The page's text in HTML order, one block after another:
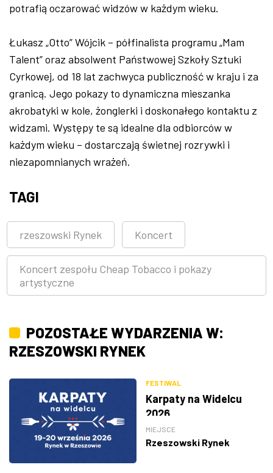
potrafią oczarować widzów w każdym wieku.
Łukasz „Otto” Wójcik – półfinalista programu „Mam
Talent” oraz absolwent Państwowej Szkoły Sztuki
Cyrkowej, od 18 lat zachwyca publiczność w kraju i za
granicą. Jego pokazy to dynamiczna mieszanka
akrobatyki w kole, żonglerki i doskonałego kontaktu z
widzami. Występy te są idealne dla odbiorców w
każdym wieku – dostarczają świetnej rozrywki i
niezapomnianych wrażeń.
TAGI
rzeszowski Rynek Koncert
Koncert zespołu Cheap Tobacco i pokazy
artystyczne
POZOSTAŁE WYDARZENIA W:
RZESZOWSKI RYNEK
FESTIWAL
Karpaty na Widelcu
2026
MIEJSCE
Rzeszowski Rynek